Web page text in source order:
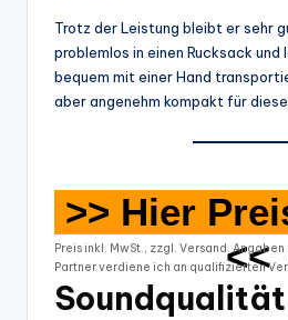
Trotz der Leistung bleibt er sehr
problemlos in einen Rucksack
bequem mit einer Hand
aber angenehm kompakt für
>> Hier
<<
Preis inkl. MwSt., zzgl. Versand.
Partner verdiene ich an qualifizierten